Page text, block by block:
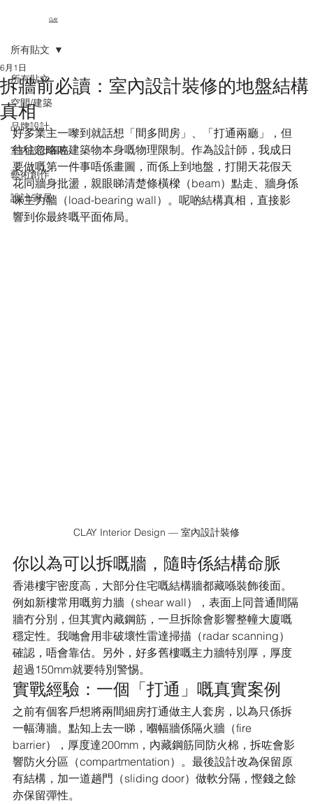
CLAY
所有貼文
空間/建築
品牌設計
室內設計風格
藝術創作
設計/家居
所有貼文
拆牆前必讀：室內設計裝修的地盤結構
真相
6月1日
好多業主一嚟到就話想「間多間房」、「打通兩廳」，但
往往忽略咗建築物本身嘅物理限制。作為設計師，我成日
要做嘅第一件事唔係畫圖，而係上到地盤，打開天花假天
花同牆身批盪，親眼睇清楚條橫樑（beam）點走、牆身係
咪主力牆（load-bearing wall）。呢啲結構真相，直接影
響到你最終嘅平面佈局。
CLAY Interior Design — 室內設計裝修
你以為可以拆嘅牆，隨時係結構命脈
香港樓宇密度高，大部分住宅嘅結構牆都藏喺裝飾後面。
例如新樓常用嘅剪力牆（shear wall），表面上同普通間隔
牆冇分別，但其實內藏鋼筋，一旦拆除會影響整幢大廈嘅
穩定性。我哋會用非破壞性雷達掃描（radar scanning）
確認，唔會靠估。另外，好多舊樓嘅主力牆特別厚，厚度
超過150mm就要特別警惕。
實戰經驗：一個「打通」嘅真實案例
之前有個客戶想將兩間細房打通做主人套房，以為只係拆
一幅薄牆。點知上去一睇，嗰幅牆係隔火牆（fire
barrier），厚度達200mm，內藏鋼筋同防火棉，拆咗會影
響防火分區（compartmentation）。最後設計改為保留原
有結構，加一道趟門（sliding door）做軟分隔，慳錢之餘
亦保留彈性。